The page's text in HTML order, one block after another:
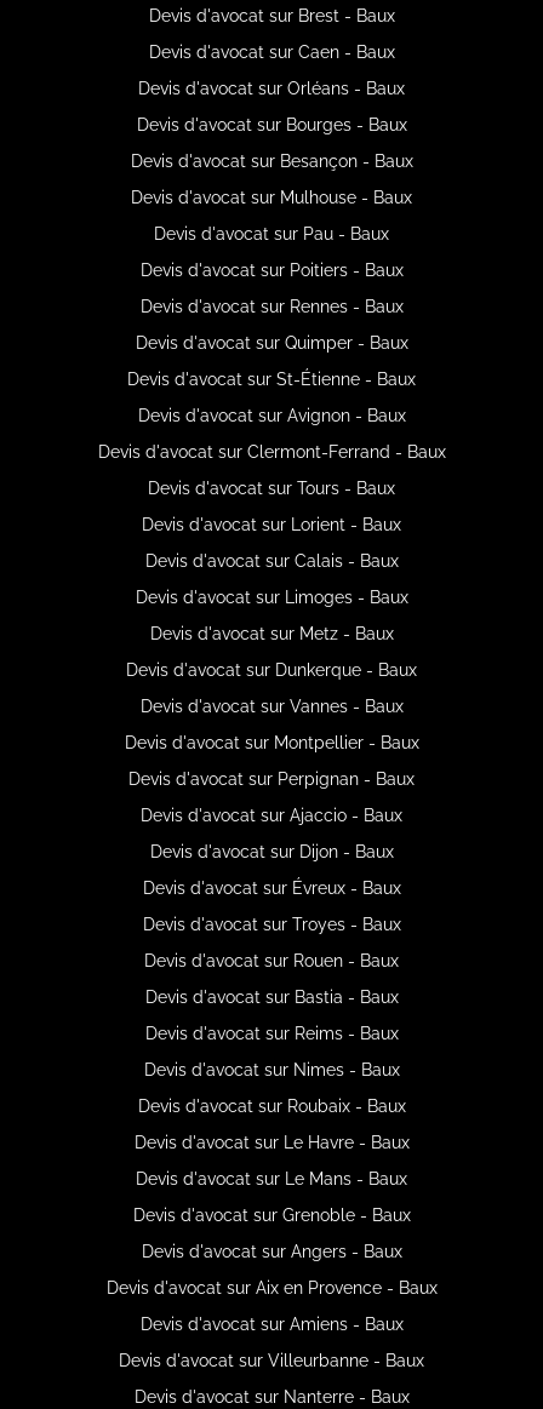
Devis d'avocat sur Brest - Baux
Devis d'avocat sur Caen - Baux
Devis d'avocat sur Orléans - Baux
Devis d'avocat sur Bourges - Baux
Devis d'avocat sur Besançon - Baux
Devis d'avocat sur Mulhouse - Baux
Devis d'avocat sur Pau - Baux
Devis d'avocat sur Poitiers - Baux
Devis d'avocat sur Rennes - Baux
Devis d'avocat sur Quimper - Baux
Devis d'avocat sur St-Étienne - Baux
Devis d'avocat sur Avignon - Baux
Devis d'avocat sur Clermont-Ferrand - Baux
Devis d'avocat sur Tours - Baux
Devis d'avocat sur Lorient - Baux
Devis d'avocat sur Calais - Baux
Devis d'avocat sur Limoges - Baux
Devis d'avocat sur Metz - Baux
Devis d'avocat sur Dunkerque - Baux
Devis d'avocat sur Vannes - Baux
Devis d'avocat sur Montpellier - Baux
Devis d'avocat sur Perpignan - Baux
Devis d'avocat sur Ajaccio - Baux
Devis d'avocat sur Dijon - Baux
Devis d'avocat sur Évreux - Baux
Devis d'avocat sur Troyes - Baux
Devis d'avocat sur Rouen - Baux
Devis d'avocat sur Bastia - Baux
Devis d'avocat sur Reims - Baux
Devis d'avocat sur Nimes - Baux
Devis d'avocat sur Roubaix - Baux
Devis d'avocat sur Le Havre - Baux
Devis d'avocat sur Le Mans - Baux
Devis d'avocat sur Grenoble - Baux
Devis d'avocat sur Angers - Baux
Devis d'avocat sur Aix en Provence - Baux
Devis d'avocat sur Amiens - Baux
Devis d'avocat sur Villeurbanne - Baux
Devis d'avocat sur Nanterre - Baux